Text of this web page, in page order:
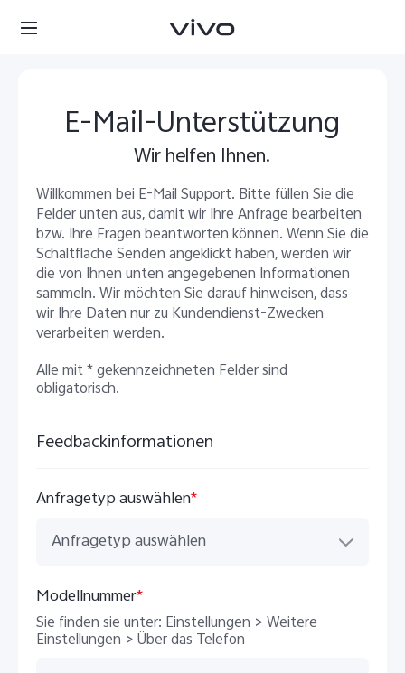
Deutschland | Land/Region auswählen
E-Mail-Unterstützung
Wir helfen Ihnen.
Willkommen bei E-Mail Support. Bitte füllen Sie die
Felder unten aus, damit wir Ihre Anfrage bearbeiten
bzw. Ihre Fragen beantworten können. Wenn Sie die
Schaltfläche Senden angeklickt haben, werden wir
die von Ihnen unten angegebenen Informationen
sammeln. Wir möchten Sie darauf hinweisen, dass
wir Ihre Daten nur zu Kundendienst-Zwecken
verarbeiten werden.
Alle mit * gekennzeichneten Felder sind
obligatorisch.
Feedbackinformationen
Anfragetyp auswählen*
Anfragetyp auswählen
Modellnummer*
Sie finden sie unter: Einstellungen > Weitere
Einstellungen > Über das Telefon